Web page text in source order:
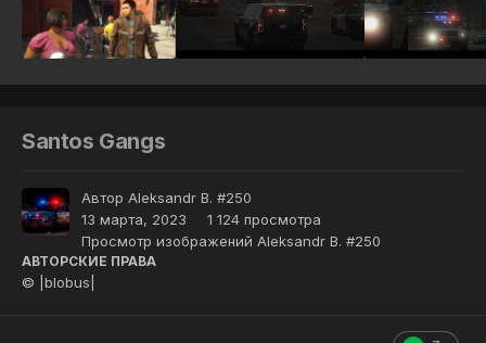
Santos Gangs
Автор Aleksandr B. #250
13 марта, 2023
1 124 просмотра
Просмотр изображений Aleksandr B. #250
АВТОРСКИЕ ПРАВА
© |blobus|